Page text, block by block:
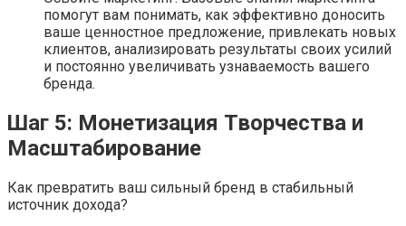
помогут вам понимать, как эффективно доносить
ваше ценностное предложение, привлекать новых
клиентов, анализировать результаты своих усилий
и постоянно увеличивать узнаваемость вашего
бренда.
Шаг 5: Монетизация Творчества и
Масштабирование
Как превратить ваш сильный бренд в стабильный
источник дохода?